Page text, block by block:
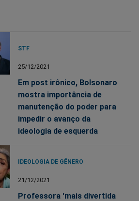
STF
25/12/2021
Em post irônico, Bolsonaro
mostra importância de
manutenção do poder para
impedir o avanço da
ideologia de esquerda
IDEOLOGIA DE GÊNERO
21/12/2021
Professora 'mais divertida